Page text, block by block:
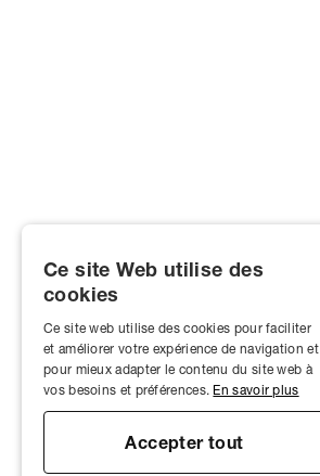
Ce site Web utilise des
cookies
Ce site web utilise des cookies pour faciliter
et améliorer votre expérience de navigation et
pour mieux adapter le contenu du site web à
vos besoins et préférences. En savoir plus
Accepter tout